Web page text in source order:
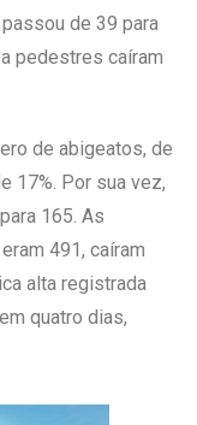
de 39 para
pedestres caíram
de abigeatos, de
17%. Por sua vez,
165. As
491, caíram
alta registrada
quatro dias,